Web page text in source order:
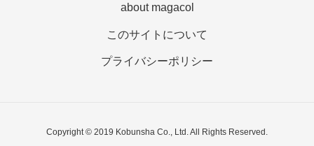
about magacol
このサイトについて
プライバシーポリシー
Copyright © 2019 Kobunsha Co., Ltd. All Rights Reserved.